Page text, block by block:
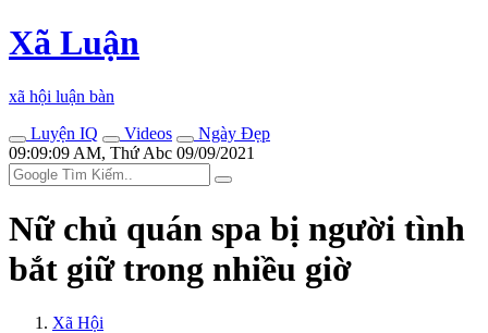
Xã Luận
xã hội luận bàn
Luyện IQ
Videos
Ngày Đẹp
09:09:09 AM, Thứ Abc 09/09/2021
Nữ chủ quán spa bị ngư‌ời tìn‌h
bắt giữ trong nhiều giờ
Xã Hội